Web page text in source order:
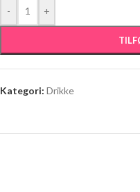
- +
Kategori: Drikke